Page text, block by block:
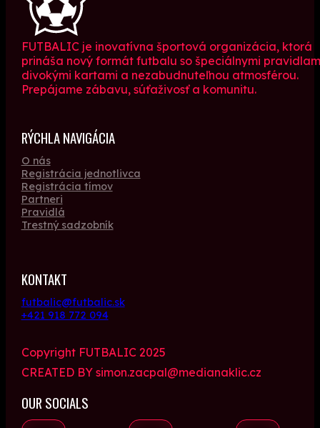
FUTBALIC je inovatívna športová organizácia, ktorá
prináša nový formát futbalu so špeciálnymi
divokými kartami a nezabudnuteľnou atmosférou.
Prepájame zábavu, súťaživosť a komunitu.
RÝCHLA NAVIGÁCIA
O nás
Registrácia jednotlivca
Registrácia tímov
Partneri
Pravidlá
Trestný sadzobník
KONTAKT
futbalic@futbalic.sk
+421 918 772 094
Copyright FUTBALIC 2025
CREATED BY simon.zacpal@medianaklic.cz
OUR SOCIALS